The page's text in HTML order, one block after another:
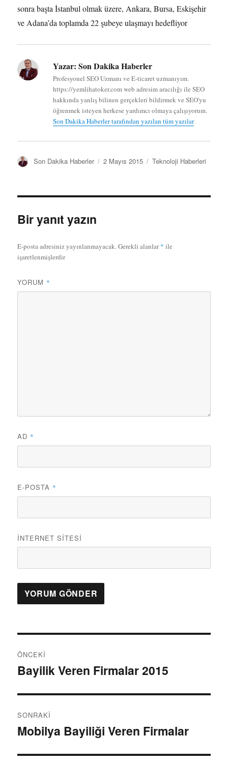
sonra başta İstanbul olmak üzere, Ankara, Bursa, Eskişehir
ve Adana’da toplamda 22 şubeye ulaşmayı hedefliyor
Yazar: Son Dakika Haberler
Profesyonel SEO Uzmanı ve E-ticaret uzmanıyım.
https://yemlihatoker.com web adresim aracılığı ile SEO
hakkında yanlış bilinen gerçekleri bildirmek ve SEO'yu
öğrenmek isteyen herkese yardımcı olmaya çalışıyorum.
Son Dakika Haberler tarafından yazılan tüm yazılar
YSon Dakika Haberler
Y
i
2 Mayıs 2015
K
l
Teknoloji Haberleri
Bir yanıt yazın
E-posta adresiniz yayınlanmayacak.Gerekli alanlar* ile
işaretlenmişlerdir
YORUM *
AD *
E-POSTA *
İNTERNET SITESI
a
ı
g
e
ÖNCEKI
Ö
c
e
k
y
Bayilik Veren Firmalar 2015
SONRAKI
S
n
Mobilya Bayiliği Veren Firmalar